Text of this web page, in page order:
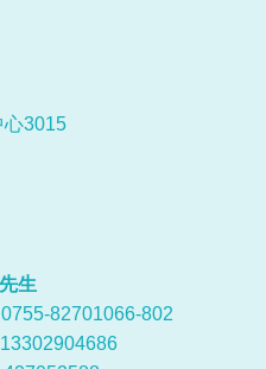
心3015
生
82701066-802